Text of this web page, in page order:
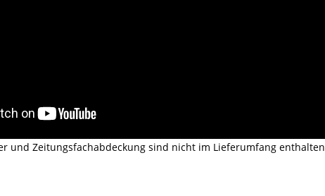
und Zeitungsfachabdeckung sind nicht im Lieferumfang enthalten